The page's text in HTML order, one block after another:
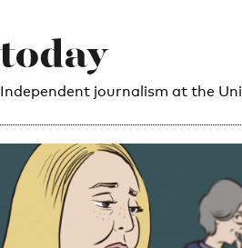
Independent journalism at the